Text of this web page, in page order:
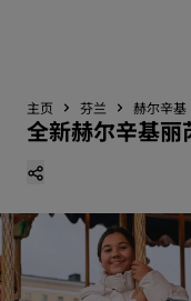
主页 芬兰 赫尔辛基
全新赫尔辛基丽